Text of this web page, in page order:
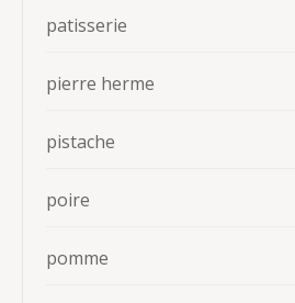
patisserie
pierre herme
pistache
poire
pomme